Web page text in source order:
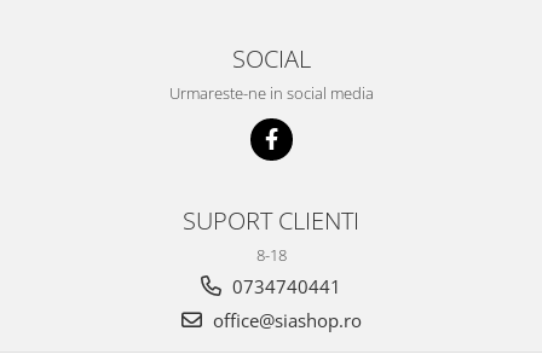
SOCIAL
Urmareste-ne in social media
SUPORT CLIENTI
8-18
0734740441
office@siashop.ro